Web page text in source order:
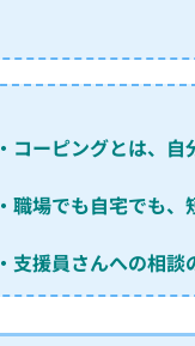
・コーピングとは、
・職場でも自宅でも
・支援員さんへの相